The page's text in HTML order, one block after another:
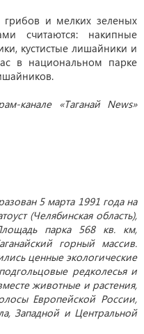
и мелких зеленых
считаются: накипные
кустистые лишайники и
в национальном парке
канале «Таганай News»
5 марта 1991 года на
(Челябинская область),
парка 568 кв. км,
горный массив.
ценные экологические
редколесья и
животные и растения,
Европейской России,
Западной и Центральной